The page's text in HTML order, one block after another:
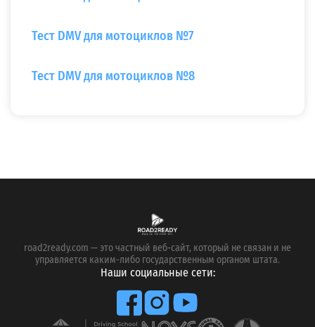
Тест DMV для мотоциклов №7
Тест DMV для мотоциклов №8
road2ready.com — это частный веб-сайт, который не связан и не
управляется каким-либо государственным органом штата.
Наши социальные сети: